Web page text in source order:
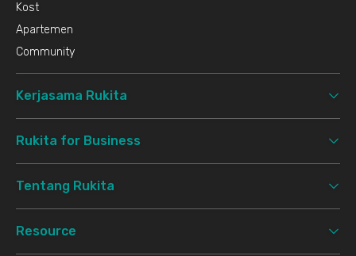
Kost
Apartemen
Community
Kerjasama Rukita
Rukita for Business
Tentang Rukita
Resource